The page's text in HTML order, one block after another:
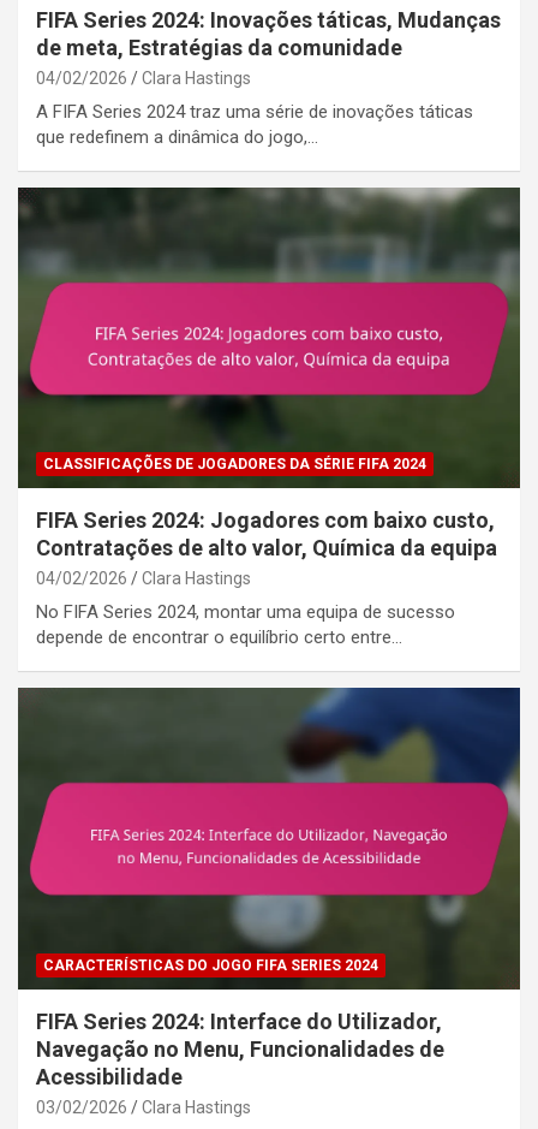
FIFA Series 2024: Inovações táticas, Mudanças
de meta, Estratégias da comunidade
04/02/2026 Clara Hastings
A FIFA Series 2024 traz uma série de inovações táticas
que redefinem a dinâmica do jogo,…
CLASSIFICAÇÕES DE JOGADORES DA SÉRIE FIFA 2024
FIFA Series 2024: Jogadores com baixo custo,
Contratações de alto valor, Química da equipa
04/02/2026 Clara Hastings
No FIFA Series 2024, montar uma equipa de sucesso
depende de encontrar o equilíbrio certo entre…
CARACTERÍSTICAS DO JOGO FIFA SERIES 2024
FIFA Series 2024: Interface do Utilizador,
Navegação no Menu, Funcionalidades de
Acessibilidade
03/02/2026 Clara Hastings